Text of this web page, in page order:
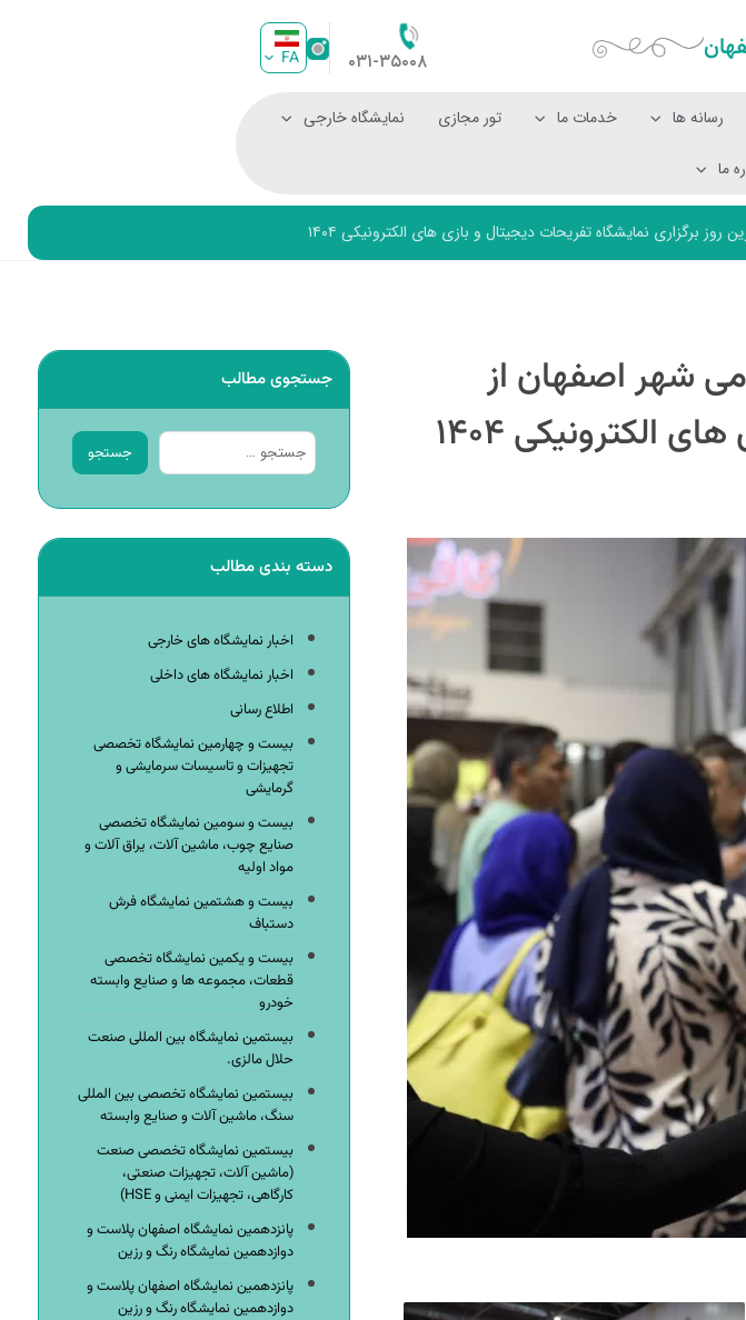
۰۳۱-۳۵۰۰۸ FA
رسانه ها خدمات ما تور مجازی نمایشگاه خارجی
ما
نمایشگاه تفریحات دیجیتال و بازی های الکترونیکی ۱۴۰۴
شهر اصفهان از
الکترونیکی ۱۴۰۴
جستجوی مطالب
جستجو
دسته بندی مطالب
اخبار نمایشگاه های خارجی
اخبار نمایشگاه های داخلی
اطلاع رسانی
بیست و چهارمین نمایشگاه تخصصی
تجهیزات و تاسیسات سرمایشی و
گرمایشی
بیست و سومین نمایشگاه تخصصی
صنایع چوب، ماشین آلات، یراق آلات و
مواد اولیه
بیست و هشتمین نمایشگاه فرش
دستباف
بیست و یکمین نمایشگاه تخصصی
قطعات، مجموعه ها و صنایع وابسته
خودرو
بیستمین نمایشگاه بین المللی صنعت
حلال مالزی.
بیستمین نمایشگاه تخصصی بین المللی
سنگ، ماشین آلات و صنایع وابسته
بیستمین نمایشگاه تخصصی صنعت
(ماشین آلات، تجهیزات صنعتی،
کارگاهی، تجهیزات ایمنی و HSE)
پانزدهمین نمایشگاه اصفهان پلاست و
دوازدهمین نمایشگاه رنگ و رزین
پانزدهمین نمایشگاه اصفهان پلاست و
دوازدهمین نمایشگاه رنگ و رزین